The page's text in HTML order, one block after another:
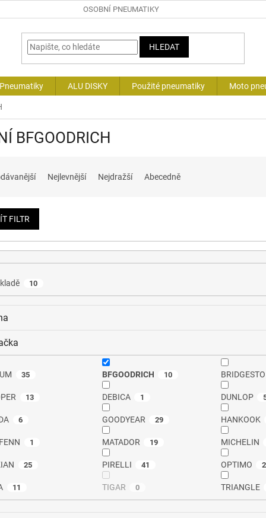
OSOBNÍ PNEUMATIKY
HLEDAT
ALU DISKY Použité pneumatiky Moto
BFGOODRICH
Nejlevnější Nejdražší Abecedně
FILTR
10
35 BFGOODRICH 10
13 DEBICA 1 DUNLOP
6 GOODYEAR 29 HANKOOK
1 MATADOR 19 MICHELIN
25 PIRELLI 41 OPTIMO
11 TIGAR 0 TRIANGLE